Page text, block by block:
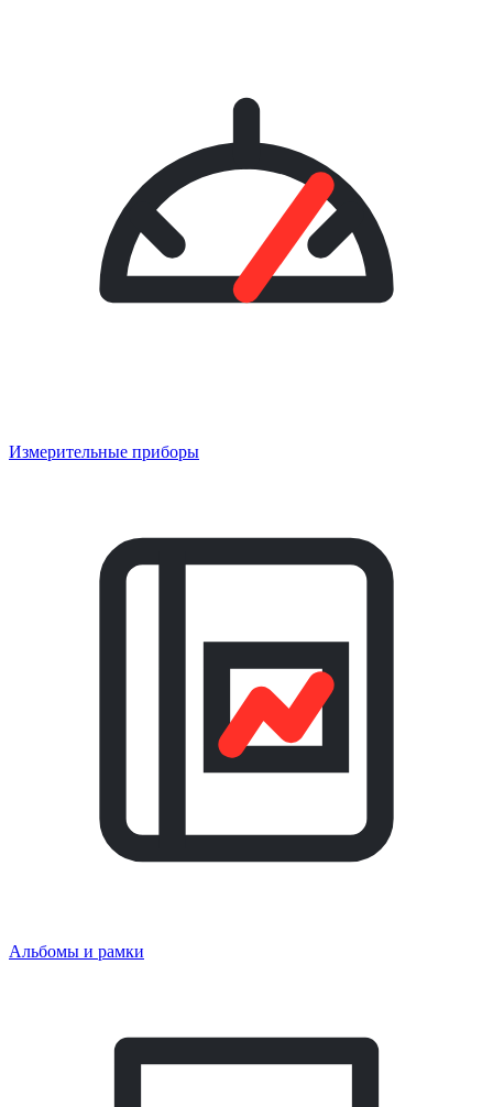
Измерительные приборы
Альбомы и рамки